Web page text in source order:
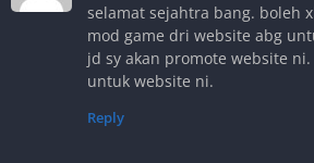
selamat sejahtra bang. boleh
mod game dri website abg
jd sy akan promote website
untuk website ni.
Reply